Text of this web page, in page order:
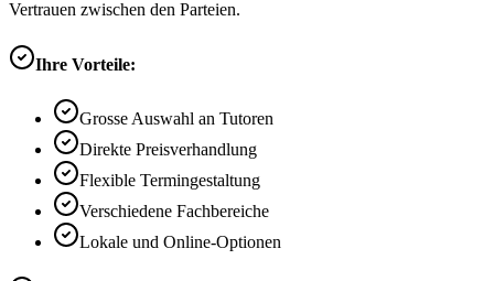
Vertrauen zwischen den Parteien.
Ihre Vorteile:
Grosse Auswahl an Tutoren
Direkte Preisverhandlung
Flexible Termingestaltung
Verschiedene Fachbereiche
Lokale und Online-Optionen